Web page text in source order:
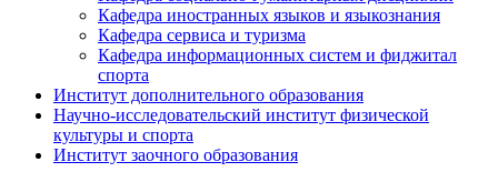
Кафедра иностранных языков и языкознания
Кафедра сервиса и туризма
Кафедра информационных систем и фиджитал
спорта
Институт дополнительного образования
Научно-исследовательский институт физической
культуры и спорта
Институт заочного образования